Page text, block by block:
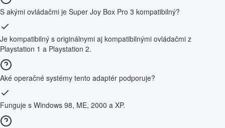
S akými ovládačmi je Super Joy Box Pro 3 kompatibilný?
Je kompatibilný s originálnymi aj kompatibilnými ovládačmi z
Playstation 1 a Playstation 2.
Aké operačné systémy tento adaptér podporuje?
Funguje s Windows 98, ME, 2000 a XP.